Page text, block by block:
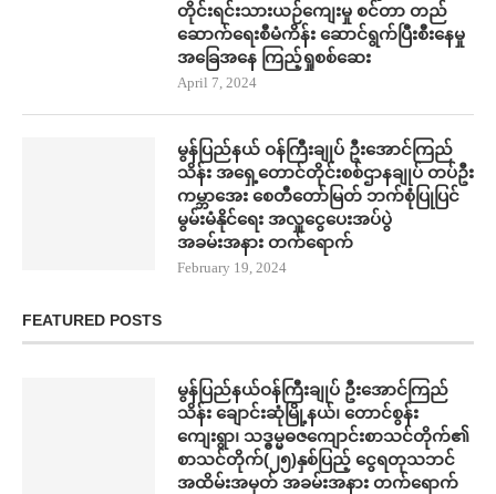
တိုင်းရင်းသားယဉ်ကျေးမှု စင်တာ တည်​
ဆောက်​ရေးစီမံကိန်း ​ဆောင်ရွက်ပြီးစီး​နေမှု
အ​ခြေအ​နေ ကြည့်ရှုစစ်​ဆေး
April 7, 2024
မွန်ပြည်နယ် ဝန်ကြီးချုပ် ဦး​အောင်ကြည်
သိန်း အရှေ့တောင်တိုင်းစစ်ဌာနချုပ် တပ်ဦး
ကမ္ဘာ​အေး စေတီ​တော်မြတ် ဘက်စုံပြုပြင်
မွမ်းမံနိုင်​ရေး အလှူ​ငွေ​ပေးအပ်ပွဲ
အခမ်းအနား တက်​ရောက်
February 19, 2024
FEATURED POSTS
မွန်ပြည်နယ်ဝန်ကြီးချုပ် ဦးအောင်ကြည်
သိန်း ချောင်းဆုံမြို့နယ်၊ တောင်စွန်း
ကျေးရွာ၊ သဒ္ဓမ္မဓဇကျောင်းစာသင်တိုက်၏
စာသင်တိုက်(၂၅)နှစ်ပြည့် ငွေရတုသဘင်
အထိမ်းအမှတ် အခမ်းအနား တက်​ရောက်